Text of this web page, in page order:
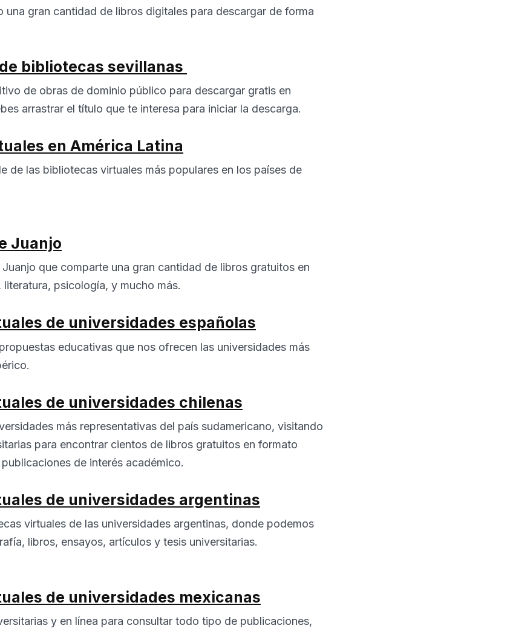
una gran cantidad de libros digitales para descargar de forma
bibliotecas sevillanas
de obras de dominio público para descargar gratis en
arrastrar el título que te interesa para iniciar la descarga.
en América Latina
de las bibliotecas virtuales más populares en los países de
Juanjo
que comparte una gran cantidad de libros gratuitos en
psicología, y mucho más.
de universidades españolas
educativas que nos ofrecen las universidades más
de universidades chilenas
más representativas del país sudamericano, visitando
para encontrar cientos de libros gratuitos en formato
de interés académico.
de universidades argentinas
virtuales de las universidades argentinas, donde podemos
libros, ensayos, artículos y tesis universitarias.
de universidades mexicanas
y en línea para consultar todo tipo de publicaciones,